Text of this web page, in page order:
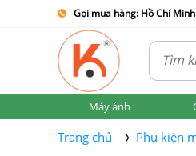
Gọi mua hàng: Hồ Chí
Máy ảnh
Trang chủ Phụ kiện